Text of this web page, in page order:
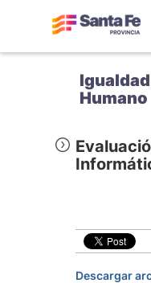
Humano
Descargar